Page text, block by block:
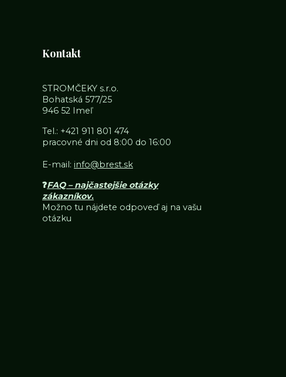
Kontakt
STROMČEKY s.r.o.
Bohatská 577/25
946 52 Imeľ
Tel.: +421 911 801 474
pracovné dni od 8:00 do 16:00
E-mail: info@brest.sk
❓FAQ – najčastejšie otázky
zákazníkov.
Možno tu nájdete odpoveď aj na vašu
otázku